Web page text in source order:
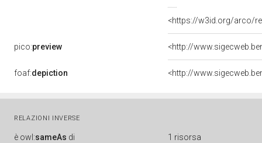
<https://w3id.org/arco/
pico:preview <http://
foaf:depiction <http://
RELAZIONI INVERSE
è owl:sameAs di 1 risorsa